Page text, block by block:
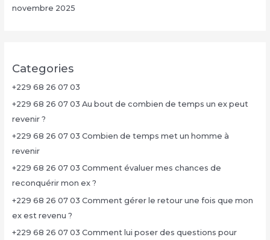
novembre 2025
Categories
+229 68 26 07 03
+229 68 26 07 03 Au bout de combien de temps un ex peut
revenir ?
+229 68 26 07 03 Combien de temps met un homme à
revenir
+229 68 26 07 03 Comment évaluer mes chances de
reconquérir mon ex ?
+229 68 26 07 03 Comment gérer le retour une fois que mon
ex est revenu ?
+229 68 26 07 03 Comment lui poser des questions pour